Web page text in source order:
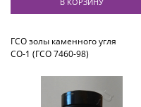
ГСО золы каменного угля
СО-1 (ГСО 7460-98)